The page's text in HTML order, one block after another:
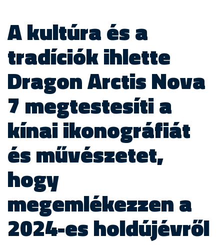
A kultúra és a
tradíciók ihlette
Dragon Arctis Nova
7 megtestesíti a
kínai ikonográfiát
és művészetet,
hogy
megemlékezzen a
2024-es holdújévről